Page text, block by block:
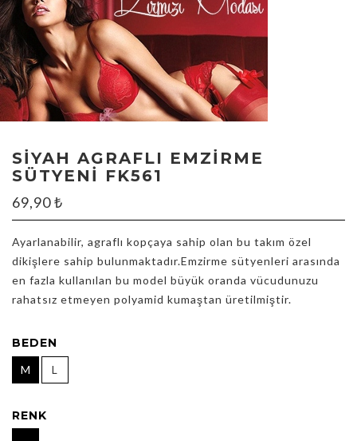
SIYAH AGRAFLI EMZIRME
SÜTYENI FK561
69,90₺
Ayarlanabilir, agraflı kopçaya sahip olan bu takım özel
dikişlere sahip bulunmaktadır.Emzirme sütyenleri arasında
en fazla kullanılan bu model büyük oranda vücudunuzu
rahatsız etmeyen polyamid kumaştan üretilmiştir.
BEDEN
M L
RENK